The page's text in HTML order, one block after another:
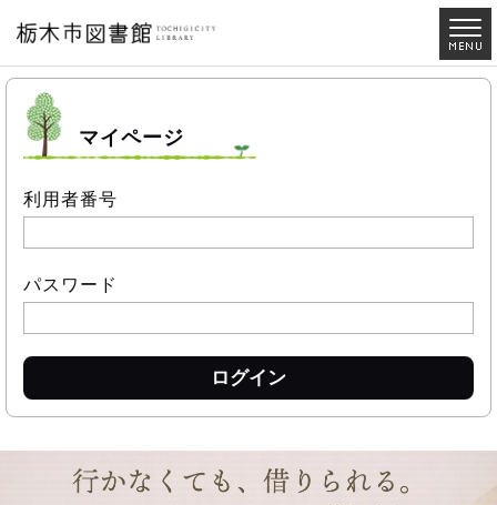
マイページ
利用者番号
パスワード